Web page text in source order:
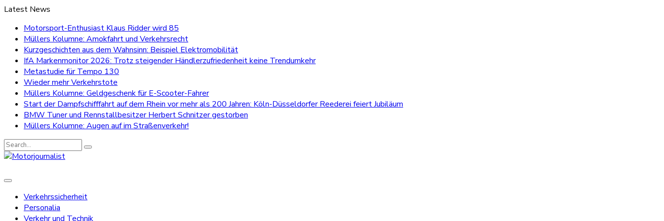
Latest News
Motorsport-Enthusiast Klaus Ridder wird 85
Müllers Kolumne: Amokfahrt und Verkehrsrecht
Kurzgeschichten aus dem Wahnsinn: Beispiel Elektromobilität
IfA Markenmonitor 2026: Trotz steigender Händlerzufriedenheit keine Trendumkehr
Metastudie für Tempo 130
Wieder mehr Verkehrstote
Müllers Kolumne: Geldgeschenk für E-Scooter-Fahrer
Start der Dampfschifffahrt auf dem Rhein vor mehr als 200 Jahren: Köln-Düsseldorfer Reederei feiert Jubiläum
BMW Tuner und Rennstallbesitzer Herbert Schnitzer gestorben
Müllers Kolumne: Augen auf im Straßenverkehr!
Search
for:
Verkehrssicherheit
Personalia
Verkehr und Technik